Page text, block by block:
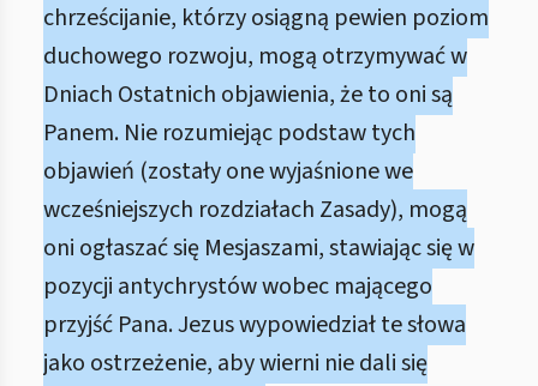
chrześcijanie, którzy osiągną pewien poziom
duchowego rozwoju, mogą otrzymywać w
Dniach Ostatnich objawienia, że to oni są
Panem. Nie rozumiejąc podstaw tych
objawień (zostały one wyjaśnione we
wcześniejszych rozdziałach Zasady), mogą
oni ogłaszać się Mesjaszami, stawiając się w
pozycji antychrystów wobec mającego
przyjść Pana. Jezus wypowiedział te słowa
jako ostrzeżenie, aby wierni nie dali się